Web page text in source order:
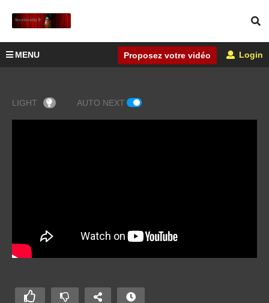
MENU Proposez votre vidéo Login
LIGHT AUTO NEXT